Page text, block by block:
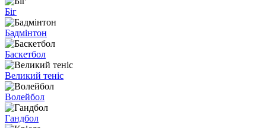
Біг
Бадмінтон
Баскетбол
Великий теніс
Волейбол
Гандбол